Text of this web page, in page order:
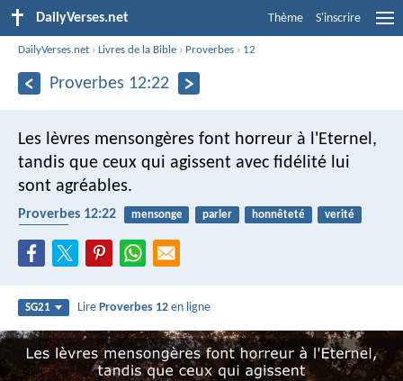
DailyVerses.net Thème S'inscrire
DailyVerses.net ›Livres de la Bible › Proverbes › 12
Proverbes 12:22
Les lèvres mensongères font horreur à l'Eternel,
tandis que ceux qui agissent avec fidélité lui
sont agréables.
Proverbes 12:22 mensonge parler honnêteté
verité
SG21 LireProverbes 12 en ligne